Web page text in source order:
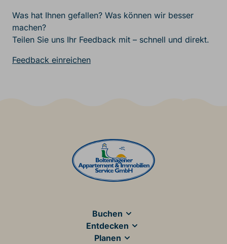
Was hat Ihnen gefallen? Was können wir besser
machen?
Teilen Sie uns Ihr Feedback mit – schnell und direkt.
Feedback einreichen
Buchen
Entdecken
Planen